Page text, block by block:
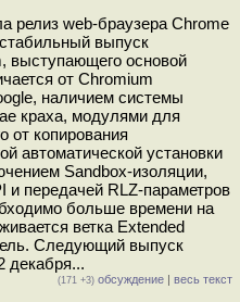
релиз web-браузера Chrome
выпуск
выступающего основой
от Chromium
наличием системы
краха, модулями для
от копирования
автоматической установки
Sandbox-изоляции,
и передачей RLZ-параметров
больше времени на
ветка Extended
Следующий выпуск
декабря...
(171 +3) обсуждение | весь текст